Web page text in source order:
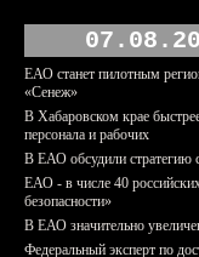
ЕАО станет пилотным
«Сенеж»
В Хабаровском крае
персонала и рабочих
В ЕАО обсудили стратегию
ЕАО - в числе 40
безопасности»
В ЕАО значительно
Федеральный эксперт по